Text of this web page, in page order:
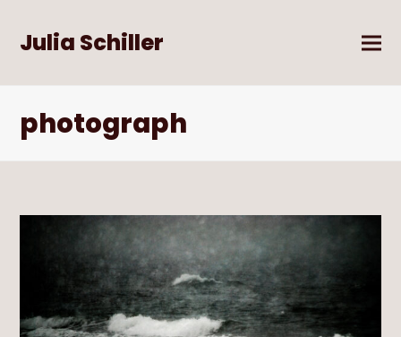
Julia Schiller
photograph